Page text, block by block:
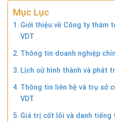
Mục Lục
Giới thiệu về Công ty thám
VDT
Thông tin doanh nghiệp
Lịch sử hình thành và phát
Thông tin liên hệ và trụ sở
VDT
Giá trị cốt lõi và danh